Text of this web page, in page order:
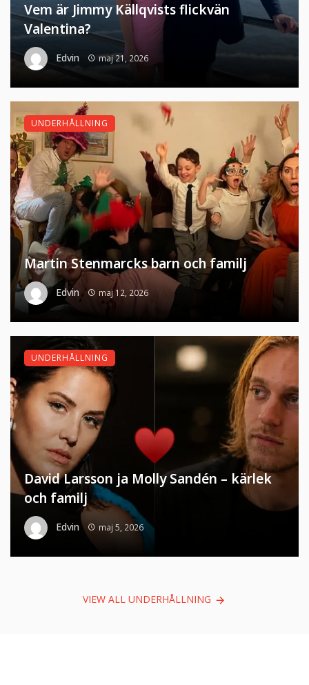
Vem är Jimmy Källqvists flickvän
Valentina?
Edvin maj 21, 2026
Martin Stenmarcks barn och familj
Edvin maj 12, 2026
UNDERHÅLLNING
David Larsson ja Molly Sandén – kärlek
och familj
Edvin maj 5, 2026
UNDERHÅLLNING
VIEW ALL UNDERHÅLLNING